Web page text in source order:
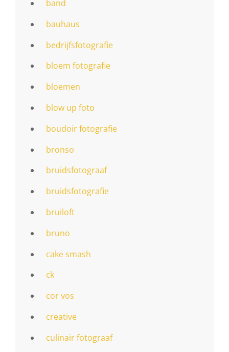
band
bauhaus
bedrijfsfotografie
bloem fotografie
bloemen
blow up foto
boudoir fotografie
bronso
bruidsfotograaf
bruidsfotografie
bruiloft
bruno
cake smash
ck
cor vos
creative
culinair fotograaf